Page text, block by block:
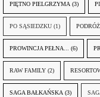
PIĘTNO PIELGRZYMA (3)
PO SĄSIEDZKU (1)
PROWINCJA PEŁNA... (6)
RAW FAMILY (2)
SAGA BAŁKAŃSKA (3)